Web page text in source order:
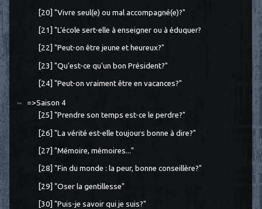
[20] "Vivre seul(e) ou mal accompagné(e)?"
[21] "L'école sert-elle à enseigner ou à éduquer?
[22] "Peut-on être jeune et heureux?"
[23] "Qu'est-ce qu'un bon Président?"
[24] "Peut-on vraiment être en vacances?"
=>Saison 4
[25] "Prendre son temps est-ce le perdre?"
[26] "La vérité est-elle toujours bonne à dire?"
[27] "Mémoire, mémoires..."
[28] "Fin du monde : la peur, bonne conseillère?"
[29] "Oser la gentillesse"
[30] "Puis-je savoir qui je suis?"